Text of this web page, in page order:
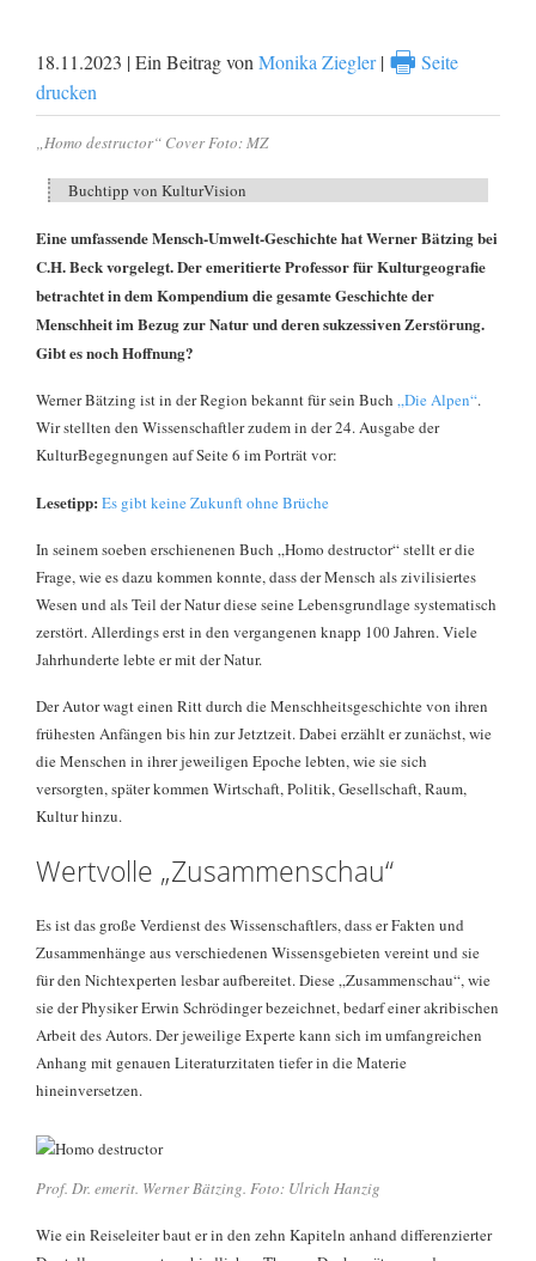
18.11.2023 | Ein Beitrag von Monika Ziegler | 🖶 Seite
drucken
„Homo destructor“ Cover Foto: MZ
Buchtipp von KulturVision
Eine umfassende Mensch-Umwelt-Geschichte hat Werner Bätzing bei
C.H. Beck vorgelegt. Der emeritierte Professor für Kulturgeografie
betrachtet in dem Kompendium die gesamte Geschichte der
Menschheit im Bezug zur Natur und deren sukzessiven Zerstörung.
Gibt es noch Hoffnung?
Werner Bätzing ist in der Region bekannt für sein Buch „Die Alpen“.
Wir stellten den Wissenschaftler zudem in der 24. Ausgabe der
KulturBegegnungen auf Seite 6 im Porträt vor:
Lesetipp: Es gibt keine Zukunft ohne Brüche
In seinem soeben erschienenen Buch „Homo destructor“ stellt er die
Frage, wie es dazu kommen konnte, dass der Mensch als zivilisiertes
Wesen und als Teil der Natur diese seine Lebensgrundlage systematisch
zerstört. Allerdings erst in den vergangenen knapp 100 Jahren. Viele
Jahrhunderte lebte er mit der Natur.
Der Autor wagt einen Ritt durch die Menschheitsgeschichte von ihren
frühesten Anfängen bis hin zur Jetztzeit. Dabei erzählt er zunächst, wie
die Menschen in ihrer jeweiligen Epoche lebten, wie sie sich
versorgten, später kommen Wirtschaft, Politik, Gesellschaft, Raum,
Kultur hinzu.
Wertvolle „Zusammenschau“
Es ist das große Verdienst des Wissenschaftlers, dass er Fakten und
Zusammenhänge aus verschiedenen Wissensgebieten vereint und sie
für den Nichtexperten lesbar aufbereitet. Diese „Zusammenschau“, wie
sie der Physiker Erwin Schrödinger bezeichnet, bedarf einer akribischen
Arbeit des Autors. Der jeweilige Experte kann sich im umfangreichen
Anhang mit genauen Literaturzitaten tiefer in die Materie
hineinversetzen.
Prof. Dr. emerit. Werner Bätzing. Foto: Ulrich Hanzig
Wie ein Reiseleiter baut er in den zehn Kapiteln anhand differenzierter